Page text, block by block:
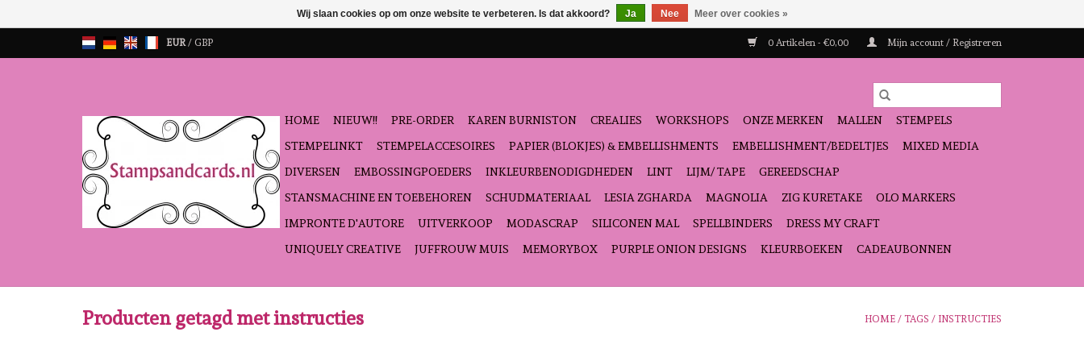
EUR/ GBP 0 Artikelen - €0,00 Mijn account / Registreren
HOME NIEUW!! PRE-ORDER KAREN BURNISTON CREALIES WORKSHOPS ONZE MERKEN MALLEN
STEMPELS
STEMPELINKT
STEMPELACCESOIRES PAPIER (BLOKJES) & EMBELLISHMENTS EMBELLISHMENT/BEDELTJES
MIXED MEDIA
DIVERSEN
EMBOSSINGPOEDERS INKLEURBENODIGDHEDEN LINT LIJM/ TAPE
GEREEDSCHAP
STANSMACHINE EN TOEBEHOREN
SCHUDMATERIAAL LESIA ZGHARDA MAGNOLIA ZIG KURETAKE
OLO MARKERS
IMPRONTE D'AUTORE
UITVERKOOP MODASCRAP SILICONEN MAL SPELLBINDERS
DRESS MY CRAFT
UNIQUELY CREATIVE
JUFFROUW MUIS MEMORYBOX PURPLE ONION DESIGNS KLEURBOEKEN CADEAUBONNEN
Producten getagd met instructies HOME / TAGS / INSTRUCTIES
Wij slaan cookies op om onze website te verbeteren. Is dat akkoord? Ja Nee Meer over cookies »